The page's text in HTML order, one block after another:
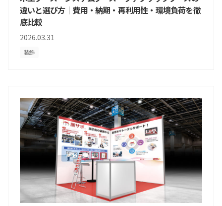
違いと選び方｜費用・納期・再利用性・環境負荷を徹
底比較
2026.03.31
装飾